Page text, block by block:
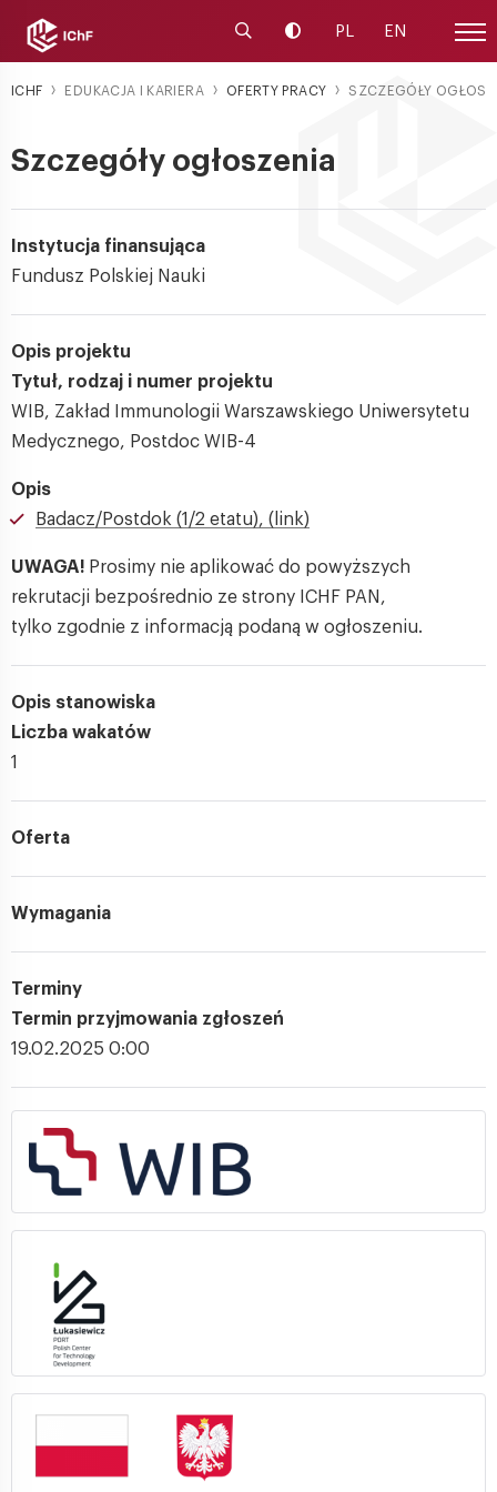
Uruchom wyszukiwarkę
Zmień kontrast
PL EN
ICHF EDUKACJA I KARIERA OFERTY PRACY SZCZEGÓŁY
Szczegóły ogłoszenia
Instytucja finansująca
Fundusz Polskiej Nauki
Opis projektu
Tytuł, rodzaj i numer projektu
WIB, Zakład Immunologii Warszawskiego Uniwersytetu
Medycznego, Postdoc WIB-4
Opis
Badacz/Postdok (1/2 etatu), (link)
UWAGA! Prosimy nie aplikować do powyższych
rekrutacji bezpośrednio ze strony ICHF PAN,
tylko zgodnie z informacją podaną w ogłoszeniu.
Opis stanowiska
Liczba wakatów
1
Oferta
Wymagania
Terminy
Termin przyjmowania zgłoszeń
19.02.2025 0:00